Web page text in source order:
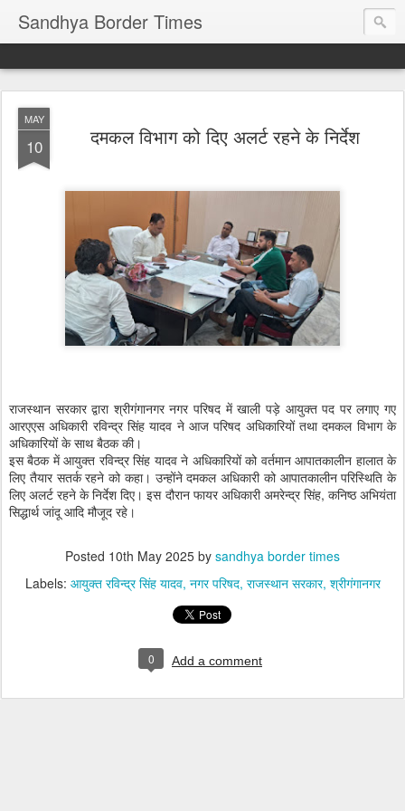
Sandhya Border Times
MAY
10 दमकल विभाग को दिए अलर्ट रहने के निर्देश
राजस्थान सरकार द्वारा श्रीगंगानगर नगर परिषद में खाली पड़े आयुक्त पद पर लगाए गए
आरएएस अधिकारी रविन्द्र सिंह यादव ने आज परिषद अधिकारियों तथा दमकल विभाग के
अधिकारियों के साथ बैठक की।
इस बैठक में आयुक्त रविन्द्र सिंह यादव ने अधिकारियों को वर्तमान आपातकालीन हालात के
लिए तैयार सतर्क रहने को कहा। उन्होंने दमकल अधिकारी को आपातकालीन परिस्थिति के
लिए अलर्ट रहने के निर्देश दिए। इस दौरान फायर अधिकारी अमरेन्द्र सिंह, कनिष्ठ अभियंता
सिद्धार्थ जांदू आदि मौजूद रहे।
Posted 10th May 2025 by sandhya border times
Labels: आयुक्त रविन्द्र सिंह यादव नगर परिषद राजस्थान सरकार श्रीगंगानगर
0 Add a comment